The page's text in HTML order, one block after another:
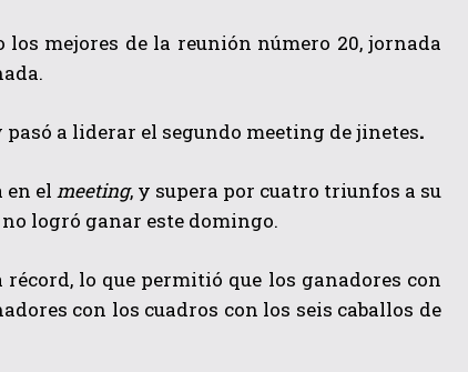
mejores de la reunión número 20, jornada
a liderar el segundo meeting de jinetes.
en el meeting, y supera por cuatro triunfos a su
logró ganar este domingo.
lo que permitió que los ganadores con
con los cuadros con los seis caballos de